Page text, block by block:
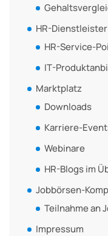
HR-Dienstleister
HR-Service-
IT-
Marktplatz
Downloads
Karriere-
Webinare
HR-Blogs im
Jobbörsen-
Teilnahme an
Impressum